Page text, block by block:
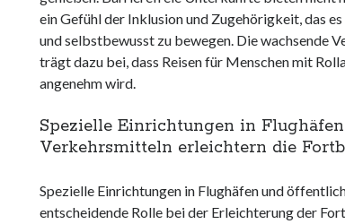
ein Gefühl der Inklusion und Zugehörigkeit, das
und selbstbewusst zu bewegen. Die wachsende
trägt dazu bei, dass Reisen für Menschen mit
angenehm wird.
Spezielle Einrichtungen in
Verkehrsmitteln erleichtern die
Spezielle Einrichtungen in Flughäfen und
entscheidende Rolle bei der Erleichterung der